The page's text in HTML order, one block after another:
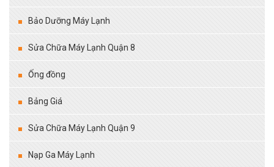
Bảo Dưỡng Máy Lạnh
Sửa Chữa Máy Lạnh Quận 8
Ống đồng
Bảng Giá
Sửa Chữa Máy Lạnh Quận 9
Nạp Ga Máy Lạnh